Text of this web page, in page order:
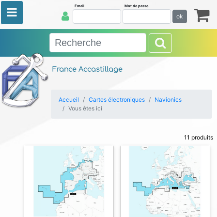
France Accastillage
Email Mot de passe
ok
Accueil Cartes électroniques
Navionics
Vous êtes ici
11 produits